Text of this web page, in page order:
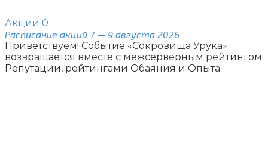
Акции 0
Расписание акций 7 — 9 августа 2026
Приветствуем! Событие «Сокровища Урука»
возвращается вместе с межсерверным рейтингом
Репутации, рейтингами Обаяния и Опыта